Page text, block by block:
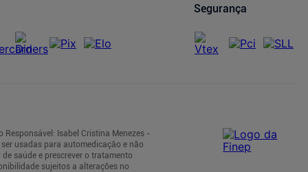
Segurança
Isabel Cristina Menezes -
usadas para automedicação e não
saúde e prescrever o tratamento
sujeitos a alterações no